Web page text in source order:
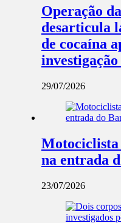
Operação
desarticula
de cocaína
29/07/2026
Motociclista
na entrada
23/07/2026